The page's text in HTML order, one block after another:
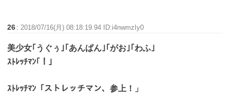
26 : 2018/07/16(月) 08:18:19.94 ID:i4nwmzIy0
美少女｢うぐぅ｣｢あんぱん｣｢がお｣｢わふ｣
ｽﾄﾚｯﾁﾏﾝ｢！｣
ｽﾄﾚｯﾁﾏﾝ「ストレッチマン、参上！」